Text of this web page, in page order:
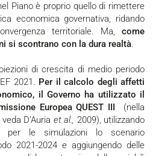
Piano è proprio quello di rimettere
economica governativa, ridando
territoriale. Ma, come
si scontrano con la dura realtà.
2021. Per il calcolo degli affetti
il Governo ha utilizzato il
Europea QUEST III (nella
D’Auria et al., 2009), utilizzando
le simulazioni lo scenario
2021-2024 e aggiungendo delle